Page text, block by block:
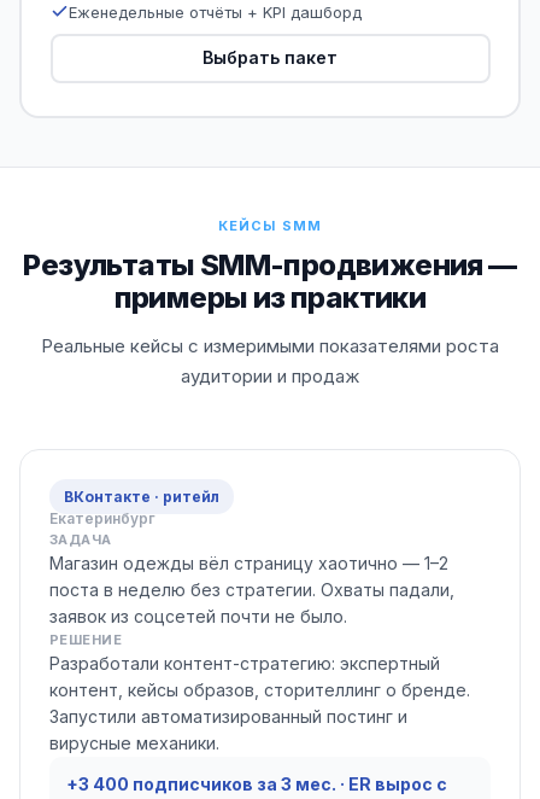
Еженедельные отчёты + KPI дашборд
Выбрать пакет
КЕЙСЫ SMM
Результаты SMM-продвижения —
примеры из практики
Реальные кейсы с измеримыми показателями роста
аудитории и продаж
ВКонтакте · ритейл
Екатеринбург
ЗАДАЧА
Магазин одежды вёл страницу хаотично — 1–2
поста в неделю без стратегии. Охваты падали,
заявок из соцсетей почти не было.
РЕШЕНИЕ
Разработали контент-стратегию: экспертный
контент, кейсы образов, сторителлинг о бренде.
Запустили автоматизированный постинг и
вирусные механики.
+3 400 подписчиков за 3 мес. · ER вырос с